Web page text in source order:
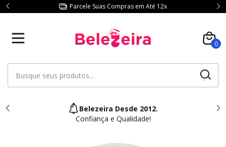
Parcele Suas Compras em Até 12x
0
Belezeira Desde 2012.
Confiança e Qualidade!